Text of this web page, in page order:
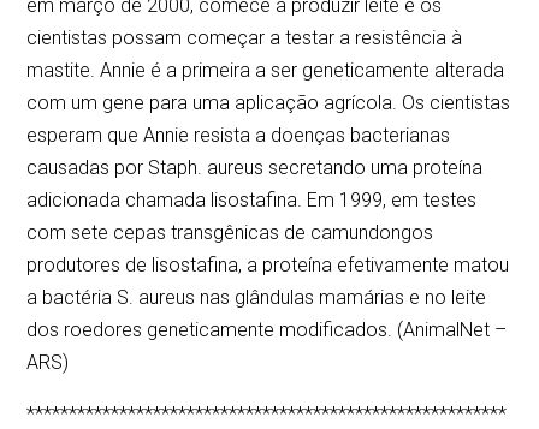
em março de 2000, comece a produzir leite e os
cientistas possam começar a testar a resistência à
mastite. Annie é a primeira a ser geneticamente alterada
com um gene para uma aplicação agrícola. Os cientistas
esperam que Annie resista a doenças bacterianas
causadas por Staph. aureus secretando uma proteína
adicionada chamada lisostafina. Em 1999, em testes
com sete cepas transgênicas de camundongos
produtores de lisostafina, a proteína efetivamente matou
a bactéria S. aureus nas glândulas mamárias e no leite
dos roedores geneticamente modificados. (AnimalNet –
ARS)
*********************************************************